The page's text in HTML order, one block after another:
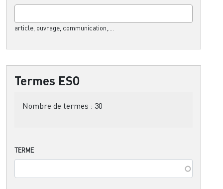
article, ouvrage, communication,....
Termes ESO
Nombre de termes : 30
TERME